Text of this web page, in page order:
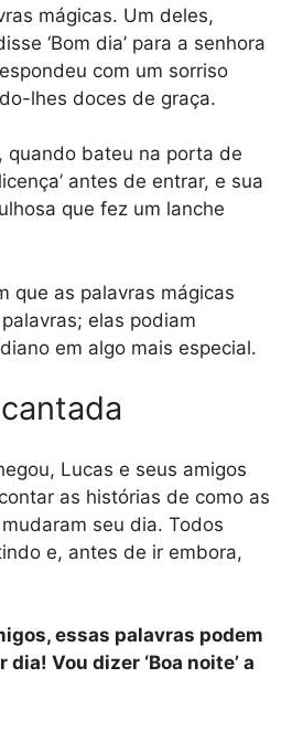
mágicas. Um deles,
‘Bom dia’ para a senhora
com um sorriso
lhes doces de graça.
quando bateu na porta de
antes de entrar, e sua
que fez um lanche
que as palavras mágicas
elas podiam
em algo mais especial.
Lucas e seus amigos
as histórias de como as
seu dia. Todos
e, antes de ir embora,
essas palavras podem
Vou dizer ‘Boa noite’ a